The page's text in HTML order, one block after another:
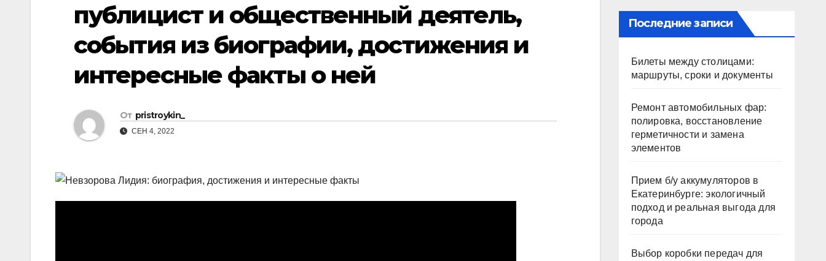
публицист и общественный деятель,
события из биографии, достижения и
интересные факты о ней
От pristroykin_
СЕН 4, 2022
Последние записи
Билеты между столицами:
маршруты, сроки и документы
Ремонт автомобильных фар:
полировка, восстановление
герметичности и замена
элементов
Прием б/у аккумуляторов в
Екатеринбурге: экологичный
подход и реальная выгода для
города
Выбор коробки передач для